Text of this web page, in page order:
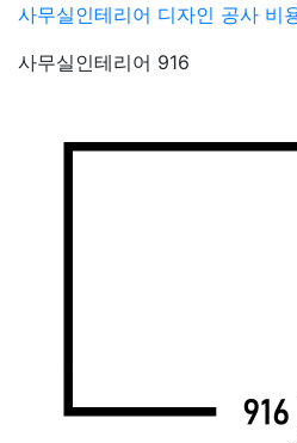
Skip
content
사무실인테리어 디자인 공사 비
사무실인테리어 916